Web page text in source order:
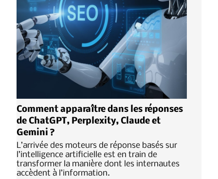
Comment apparaître dans les réponses
de ChatGPT, Perplexity, Claude et
Gemini ?
L’arrivée des moteurs de réponse basés sur
l’intelligence artificielle est en train de
transformer la manière dont les internautes
accèdent à l’information.